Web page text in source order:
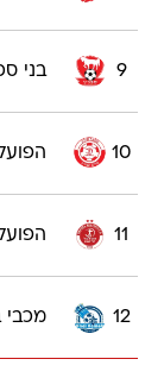
9 בני
10
11
12 מכבי